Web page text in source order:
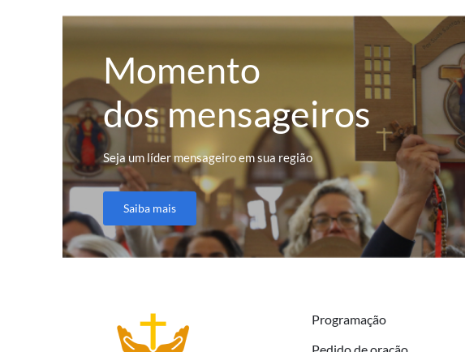
Momento
dos mensageiros
Seja um líder mensageiro em sua região
Saiba mais
Programação